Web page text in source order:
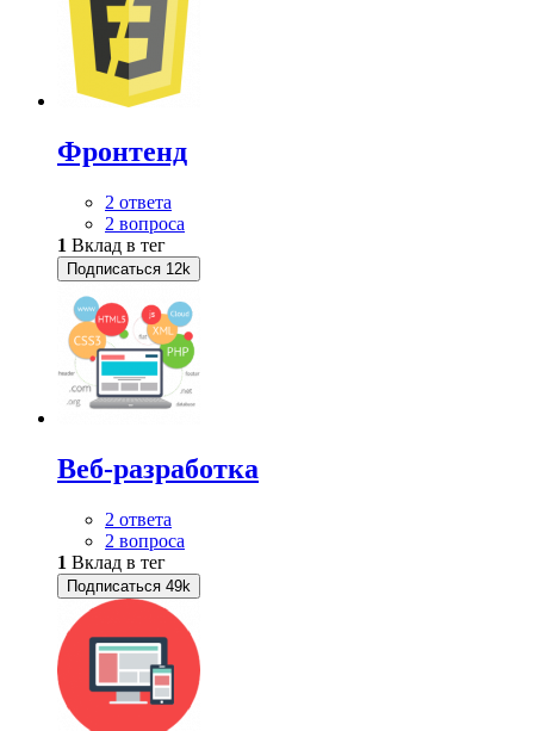
Фронтенд
2 ответа
2 вопроса
1 Вклад в тег
Подписаться 12k
Веб-разработка
2 ответа
2 вопроса
1 Вклад в тег
Подписаться 49k